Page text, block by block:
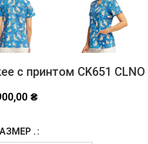
с принтом CK651 CLNO
₴
.
Alternative: